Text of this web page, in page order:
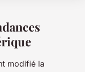
modifié la